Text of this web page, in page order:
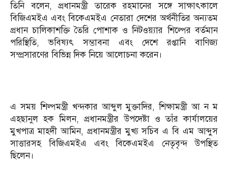
তিনি বলেন, প্রধানমন্ত্রী তারেক রহমানের সঙ্গে সাক্ষাৎকালে
বিজিএমইএ এবং বিকেএমইএ নেতারা দেশের অর্থনীতির অন্যতম
প্রধান চালিকাশক্তি তৈরি পোশাক ও নিটওয়্যার শিল্পের বর্তমান
পরিস্থিতি, ভবিষ্যৎ সম্ভাবনা এবং দেশে রপ্তানি বাণিজ্য
সম্প্রসারণের বিভিন্ন দিক নিয়ে আলোচনা করেন।
এ সময় শিল্পমন্ত্রী খন্দকার আব্দুল মুক্তাদির, শিক্ষামন্ত্রী আ ন ম
এহছানুল হক মিলন, প্রধানমন্ত্রীর উপদেষ্টা ও তাঁর কার্যালয়ের
মুখপাত্র মাহদী আমিন, প্রধানমন্ত্রীর মুখ্য সচিব এ বি এম আব্দুস
সাত্তারসহ বিজিএমইএ এবং বিকেএমইএ নেতৃবৃন্দ উপস্থিত
ছিলেন।